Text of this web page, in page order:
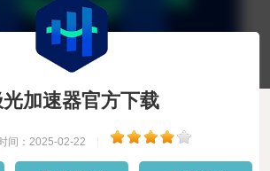
加速器官方下载
间：2025-02-22